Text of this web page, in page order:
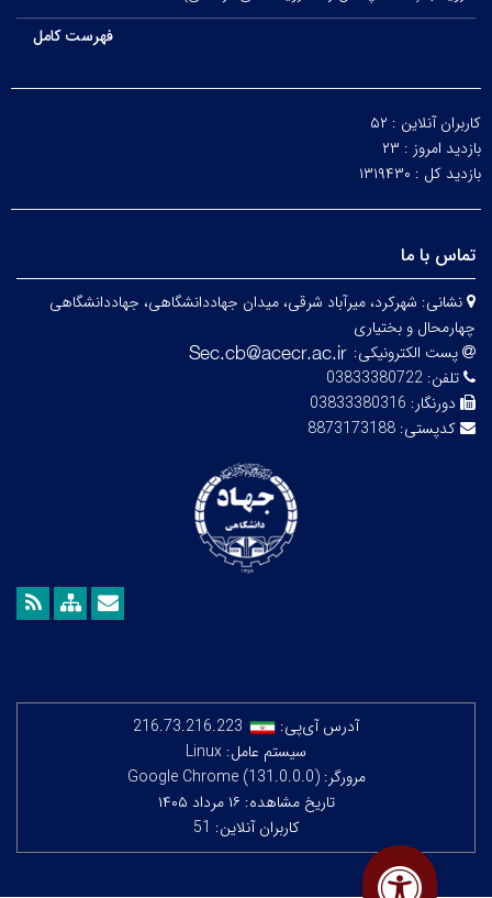
فهرست کامل
کاربران آنلاین : ۵۲
بازدید امروز : ۲۳
بازدید کل : ۱۳۱۹۴۳۰
تماس با ما
نشانی: شهرکرد، میرآباد شرقی، میدان جهاددانشگاهی، جهاددانشگاهی
چهارمحال و بختیاری
پست الکترونیکی:
تلفن: 03833380722
دورنگار: 03833380316
کدپستی: 8873173188
آدرس آی‌پی:
216.73.216.223
سیستم عامل: Linux
مرورگر: Google Chrome (131.0.0.0)
تاریخ مشاهده: ۱۶ مرداد ۱۴۰۵
کاربران آنلاین: 51